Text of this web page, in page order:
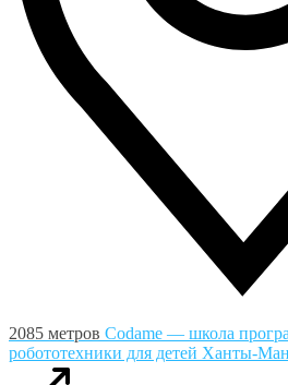
2085 метров Codame — школа
робототехники для детей Ханты-